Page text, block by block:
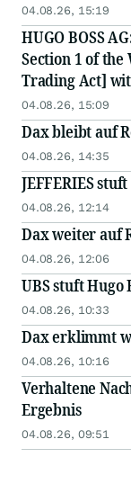
04.08.26, 15:19
HUGO BOSS
Section 1 of
Trading Act]
distribution
04.08.26, 15:09
Dax bleibt auf
04.08.26, 14:35
JEFFERIES
04.08.26, 12:14
Dax weiter auf
04.08.26, 12:06
UBS stuft Hugo
04.08.26, 10:33
Dax erklimmt
04.08.26, 10:16
Verhaltene
Ergebnis
04.08.26, 09:51